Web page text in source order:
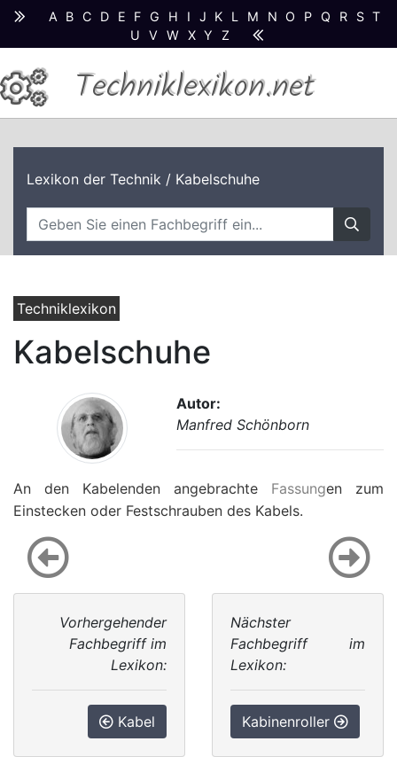
A B C D E F G H I J K L M N O P Q R S T
U
V W X Y Z
Techniklexikon.net
Lexikon der Technik / Kabelschuhe
Techniklexikon
Kabelschuhe
Autor:
Manfred Schönborn
An den Kabelenden angebrachte Fassungen zum
Einstecken oder Festschrauben des Kabels.
Vorhergehender
Fachbegriff im
Lexikon:
Kabel
Nächster
Fachbegriff im
Lexikon:
Kabinenroller